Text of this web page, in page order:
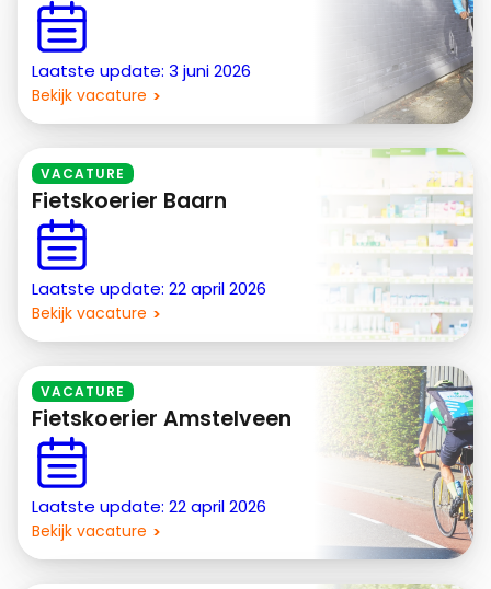
Laatste update: 3 juni 2026
Bekijk vacature
VACATURE
Fietskoerier Baarn
Laatste update: 22 april 2026
Bekijk vacature
VACATURE
Fietskoerier Amstelveen
Laatste update: 22 april 2026
Bekijk vacature